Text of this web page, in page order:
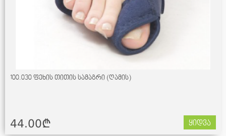
100.030 ფეხის თითის სამაგრი (ღამის)
44.00¢ ყიდვა